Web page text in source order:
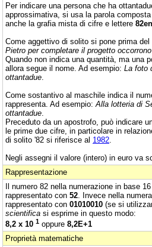
Per indicare una persona che ha
approssimativa, si usa la parola composta
anche la grafia mista di cifre e lettere
Come aggettivo di solito si pone prima del
Pietro per completare il progetto
Quando non indica una quantità, ma una
allora segue il nome. Ad esempio: La foto
ottantadue
Come sostantivo al maschile indica il
rappresenta. Ad esempio: Alla lotteria di
ottantadue
Preceduto da un apostrofo, può indicare
le prime due cifre, in particolare in
di solito '82 si riferisce al 1982
Negli assegni il valore (intero) in euro va
Rappresentazione
Il numero 82 nella numerazione in base
rappresentato con 52 . Invece nella
rappresentato con 01010010 (se si
scientifica si esprime in questo modo:
8,2 x 10 1 oppure 8,2E+1
Proprietà matematiche